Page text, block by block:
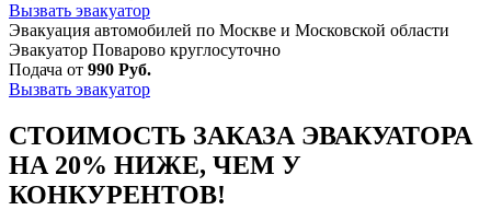
Вызвать эвакуатор
Эвакуация автомобилей по Москве и Московской области
Эвакуатор Поварово круглосуточно
Подача от 990 Руб.
Вызвать эвакуатор
СТОИМОСТЬ ЗАКАЗА ЭВАКУАТОРА
НА 20% НИЖЕ, ЧЕМ У
КОНКУРЕНТОВ!